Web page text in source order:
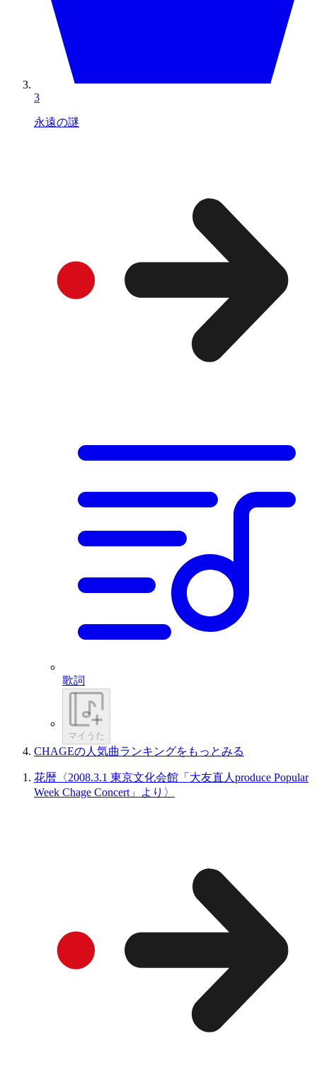
3
永遠の謎
歌詞
マイうた
CHAGEの人気曲ランキングをもっとみる
花暦〈2008.3.1 東京文化会館「大友直人produce Popular
Week Chage Concert」より〉